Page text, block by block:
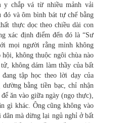
y chắp vá từ nhiều mảnh vải
đó và ôm bình bát tự chế bằng
thực dọc theo chiều dài con
xác định điểm đến đó là “Sư
mọi người rằng mình không
không thuộc ngôi chùa nào
không dám làm thầy của bất
tập học theo lời dạy của
dường bằng tiền bạc, chỉ nhận
ăn vào giữa ngày (ngọ thực),
gì khác. Ông cũng không vào
mà dừng lại ngủ nghỉ ở bất